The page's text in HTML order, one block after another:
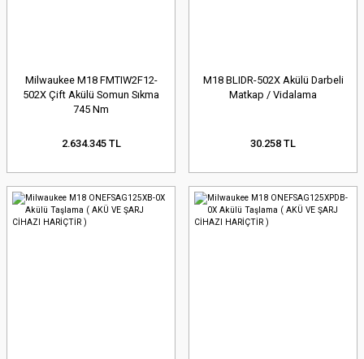
Milwaukee M18 FMTIW2F12-
502X Çift Akülü Somun Sıkma
745 Nm
2.634.345 TL
M18 BLIDR-502X Akülü Darbeli
Matkap / Vidalama
30.258 TL